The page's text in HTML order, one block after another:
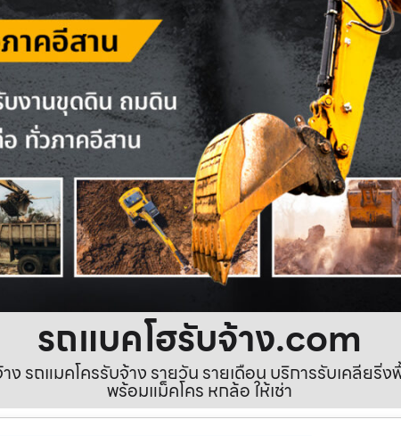
รถแบคโฮรับจ้าง.com
ง รถแมคโครรับจ้าง รายวัน รายเดือน บริการรับเคลีย
พร้อมแม็คโคร หกล้อ ให้เช่า